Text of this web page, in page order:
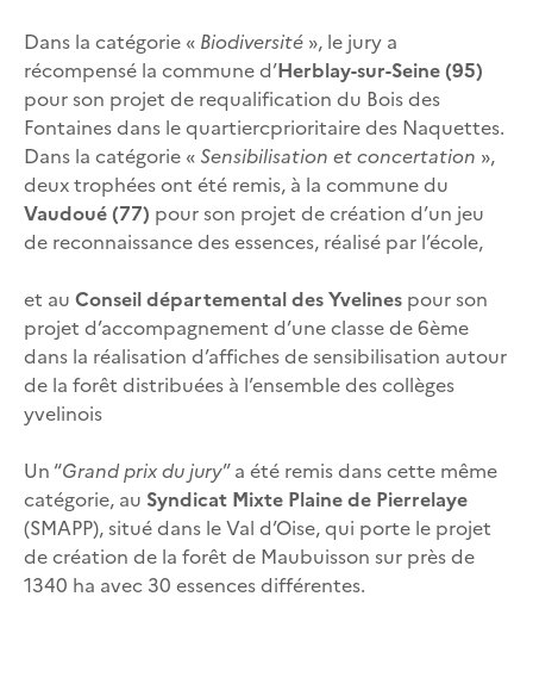
Dans la catégorie « Biodiversité », le jury a
récompensé la commune d’Herblay-sur-Seine (95)
pour son projet de requalification du Bois des
Fontaines dans le quartiercprioritaire des Naquettes.
Dans la catégorie « Sensibilisation et concertation »,
deux trophées ont été remis, à la commune du
Vaudoué (77) pour son projet de création d’un jeu
de reconnaissance des essences, réalisé par l’école,
et au Conseil départemental des Yvelines pour son
projet d’accompagnement d’une classe de 6ème
dans la réalisation d’affiches de sensibilisation autour
de la forêt distribuées à l’ensemble des collèges
yvelinois
Un “Grand prix du jury” a été remis dans cette même
catégorie, au Syndicat Mixte Plaine de Pierrelaye
(SMAPP), situé dans le Val d’Oise, qui porte le projet
de création de la forêt de Maubuisson sur près de
1340 ha avec 30 essences différentes.